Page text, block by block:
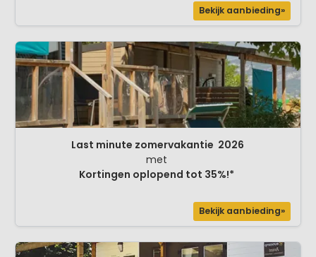
Bekijk aanbieding»
Last minute zomervakantie 2026
met
Kortingen oplopend tot 35%!*
Bekijk aanbieding»